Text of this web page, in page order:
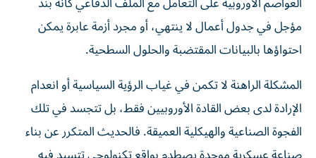
مؤجل في جدول أعمال لا ينتهي، أو مجرد أزمة عابرة يمكن
احتواؤها بالبيانات المقتضبة والحلول السطحية.
المشكلة الراهنة لا تكمن في غياب الرؤية السياسية أو انعدام
الإرادة لدى بعض القادة الأوروبيين فقط، بل تتجسد في تلك
الفجوة الصناعية والهيكلية العميقة. فالحديث المتكرر عن بناء